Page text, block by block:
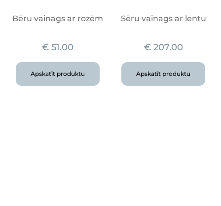
Bēru vainags ar rozēm
€ 51.00
Apskatīt produktu
Sēru vainags ar lentu
€207.00
Apskatīt produktu